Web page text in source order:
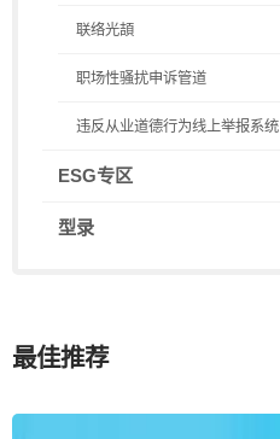
联络光頡
职场性骚扰申诉管道
违反从业道德行为线上举报系统
ESG专区
型录
最佳推荐